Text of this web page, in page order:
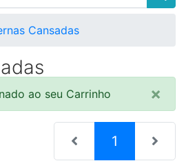
Cansadas
×
ao seu Carrinho
1 (current)